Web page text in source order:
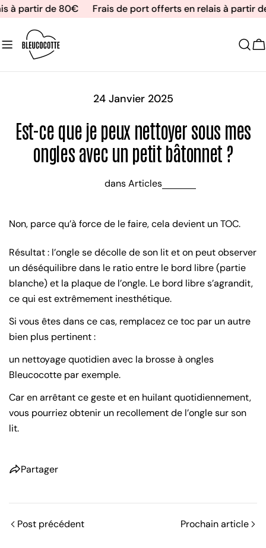
Aller
contenu
à partir de 80€ Frais de port offerts en relais à partir
24 Janvier 2025
Est-ce que je peux nettoyer sous mes
ongles avec un petit bâtonnet ?
dansArticles
Non, parce qu’à force de le faire, cela devient un TOC.
Résultat : l’ongle se décolle de son lit et on peut observer
un déséquilibre dans le ratio entre le bord libre (partie
blanche) et la plaque de l’ongle. Le bord libre s’agrandit,
ce qui est extrêmement inesthétique.
Si vous êtes dans ce cas, remplacez ce toc par un autre
bien plus pertinent :
un nettoyage quotidien avec la brosse à ongles
Bleucocotte par exemple.
Car en arrêtant ce geste et en huilant quotidiennement,
vous pourriez obtenir un recollement de l’ongle sur son
lit.
Partager
Post précédent Prochain article